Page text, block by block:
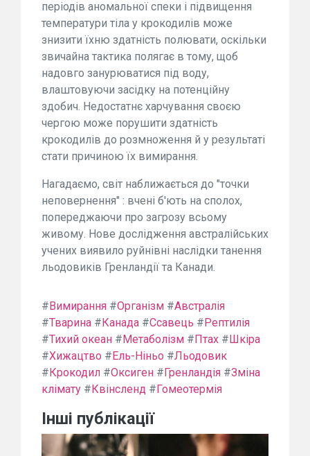
періодів аномальної спеки і підвищення
температури тіла у крокодилів може
знизити їхню здатність полювати, оскільки
звичайна тактика полягає в тому, щоб
надовго занурюватися під воду,
влаштовуючи засідку на потенційну
здобич. Недостатнє харчування своєю
чергою може порушити здатність
крокодилів до розмноження й у результаті
стати причиною їх вимирання.
Нагадаємо, світ наближається до "точки
неповернення" : вчені б'ють на сполох,
попереджаючи про загрозу всьому
живому. Нове дослідження австралійських
учених виявило руйнівні наслідки танення
льодовиків Гренландії та Канади.
# Вимирання #Організм #Австралія
#Тварина # Канада #Ссавець # Рептилія
#Тихий океан # Метаболізм # Птах # Шкіра
#Хижацтво # Ель-Ніньо #Льодовик
# Крокодил #Оксиген # Гренландія #Зміна
клімату # Квінсленд # Гомеотермія
Інші публікації